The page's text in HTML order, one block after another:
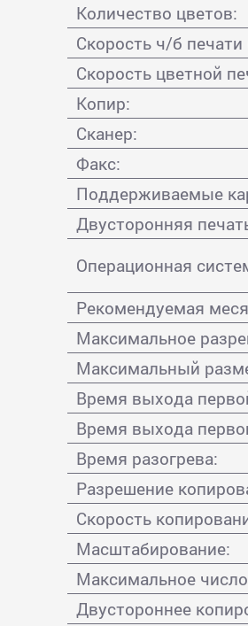
Количество цветов:
Скорость ч/б печати
Скорость цветной
Копир:
Сканер:
Факс:
Поддерживаемые
Двусторонняя
Операционная
Рекомендуемая
Максимальное
Максимальный
Время выхода
Время выхода
Время разогрева:
Разрешение
Скорость
Масштабирование:
Максимальное
Двустороннее